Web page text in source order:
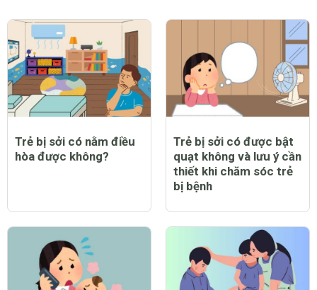
Trẻ bị sởi có nằm điều
hòa được không?
Trẻ bị sởi có được bật
quạt không và lưu ý cần
thiết khi chăm sóc trẻ
bị bệnh